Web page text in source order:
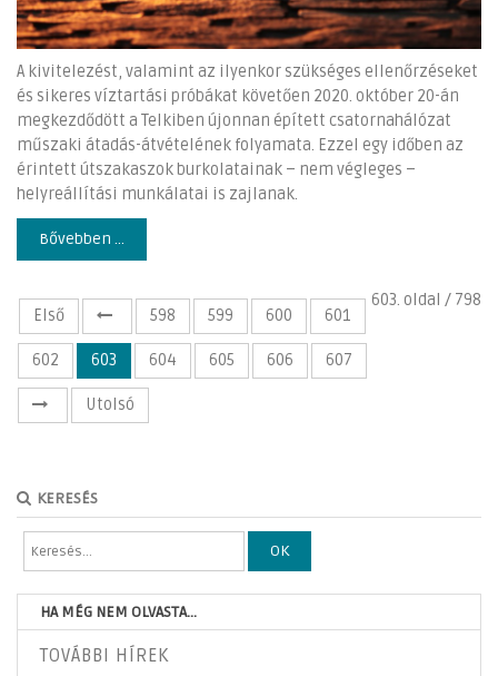
A kivitelezést, valamint az ilyenkor szükséges ellenőrzéseket
és sikeres víztartási próbákat követően 2020. október 20-án
megkezdődött a Telkiben újonnan épített csatornahálózat
műszaki átadás-átvételének folyamata. Ezzel egy időben az
érintett útszakaszok burkolatainak – nem végleges –
helyreállítási munkálatai is zajlanak.
Bővebben ...
603. oldal / 798
Első
598 599 600 601
602 603 604 605 606 607
Utolsó
KERESÉS
OK
HA MÉG NEM OLVASTA...
TOVÁBBI HÍREK